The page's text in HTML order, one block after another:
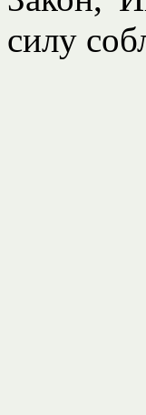
силу